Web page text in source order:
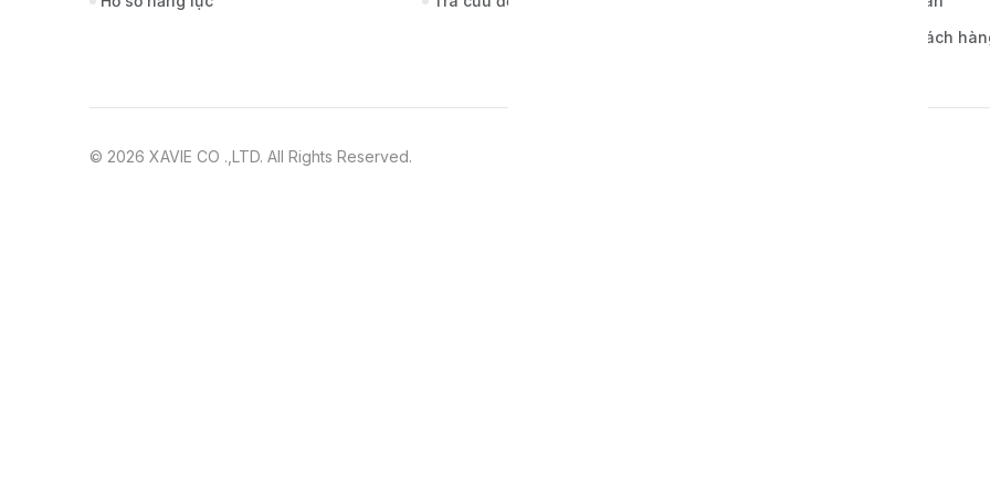
Bảo mật thông tin khách
© 2026 XAVIE CO .,LTD. All Rights Reserved.